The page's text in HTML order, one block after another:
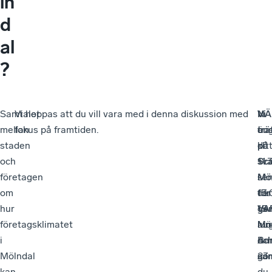
d
al
?
Samtalet
mellan
staden
och
företagen
om
hur
företagsklimatet
i
Mölndal
Vi hoppas att du vill vara med i denna diskussion med
fokus på framtiden.
Vi
på
för
Vi
ditt
15
gör
kl.
-
23